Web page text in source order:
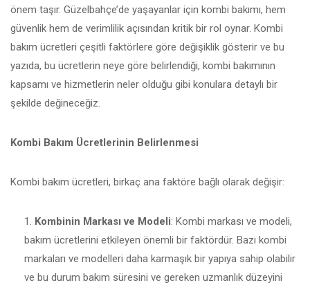
önem taşır. Güzelbahçe’de yaşayanlar için kombi bakımı, hem
güvenlik hem de verimlilik açısından kritik bir rol oynar. Kombi
bakım ücretleri çeşitli faktörlere göre değişiklik gösterir ve bu
yazıda, bu ücretlerin neye göre belirlendiği, kombi bakımının
kapsamı ve hizmetlerin neler olduğu gibi konulara detaylı bir
şekilde değineceğiz.
Kombi Bakım Ücretlerinin Belirlenmesi
Kombi bakım ücretleri, birkaç ana faktöre bağlı olarak değişir:
Kombinin Markası ve Modeli: Kombi markası ve modeli,
bakım ücretlerini etkileyen önemli bir faktördür. Bazı kombi
markaları ve modelleri daha karmaşık bir yapıya sahip olabilir
ve bu durum bakım süresini ve gereken uzmanlık düzeyini